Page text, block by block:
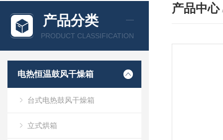
产品分类
PRODUCT CLASSIFICATION
电热恒温鼓风干燥箱
台式电热鼓风干燥箱
立式烘箱
产品中心